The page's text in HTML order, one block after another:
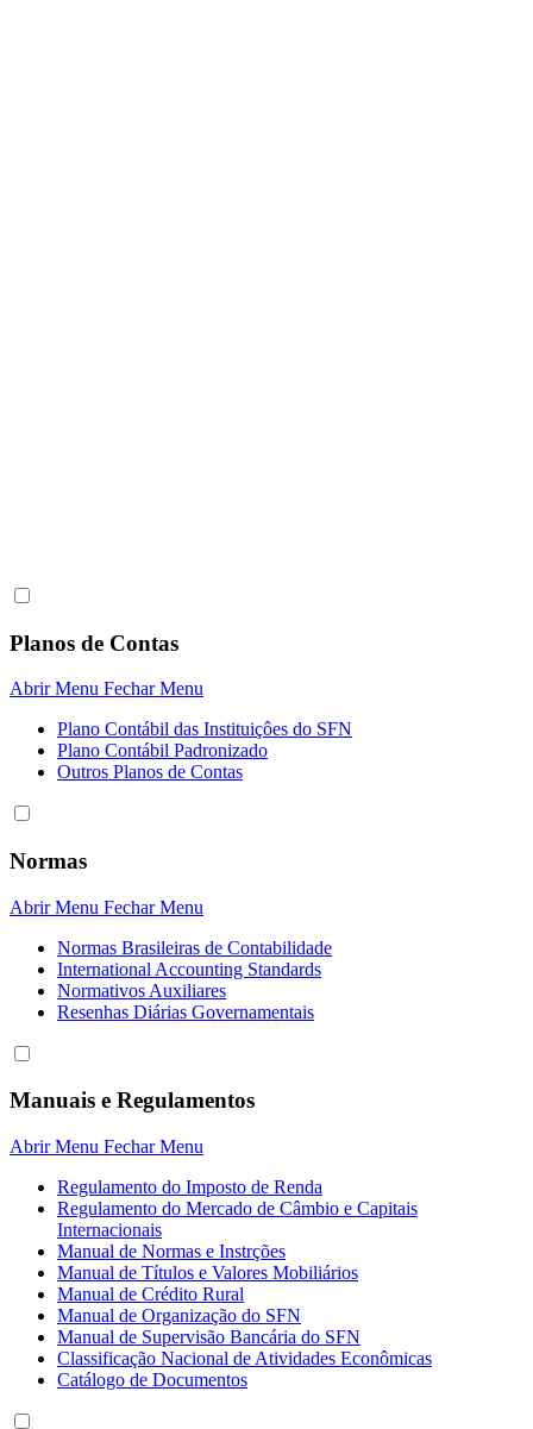
Planos de Contas
Abrir Menu Fechar Menu
Plano Contábil das Instituiçôes do SFN
Plano Contábil Padronizado
Outros Planos de Contas
Normas
Abrir Menu Fechar Menu
Normas Brasileiras de Contabilidade
International Accounting Standards
Normativos Auxiliares
Resenhas Diárias Governamentais
Manuais e Regulamentos
Abrir Menu Fechar Menu
Regulamento do Imposto de Renda
Regulamento do Mercado de Câmbio e Capitais
Internacionais
Manual de Normas e Instrções
Manual de Títulos e Valores Mobiliários
Manual de Crédito Rural
Manual de Organização do SFN
Manual de Supervisão Bancária do SFN
Classificação Nacional de Atividades Econômicas
Catálogo de Documentos